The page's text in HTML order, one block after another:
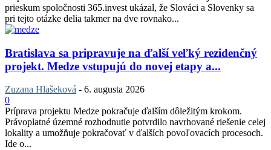
prieskum spoločnosti 365.invest ukázal, že Slováci a Slovenky sa
pri tejto otázke delia takmer na dve rovnako...
Bratislava sa pripravuje na ďalší veľký rezidenčný
projekt. Medze vstupujú do novej etapy a...
Zuzana Hlašeková - 6. augusta 2026
0
Príprava projektu Medze pokračuje ďalším dôležitým krokom.
Právoplatné územné rozhodnutie potvrdilo navrhované riešenie celej
lokality a umožňuje pokračovať v ďalších povoľovacích procesoch.
Ide o...